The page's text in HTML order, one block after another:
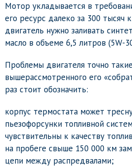
Мотор укладывается в
его ресурс далеко за 300 тысяч
двигатель нужно заливать
масло в объеме 6,5 литров (5W-
Проблемы двигателя точно
вышерассмотренного его
раз стоит обозначить:
корпус термостата может
пьезофорсунки топливной
чувствительны к качеству
на пробеге свыше 150 000 км
цепи между распредвалами;